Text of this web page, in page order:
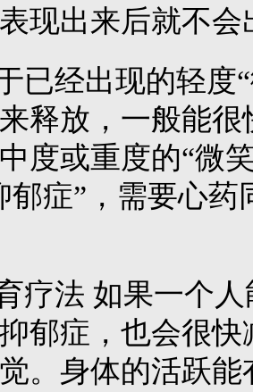
现出来后就不会
经出现的轻度“
释放，一般能
度或重度的“微
郁症”，需要心
法 如果一个人
郁症，也会很
。身体的活跃